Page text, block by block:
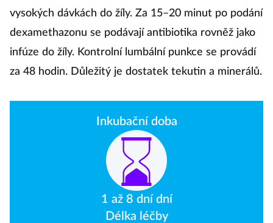
vysokých dávkách do žíly. Za 15–20 minut po podání
dexamethazonu se podávají antibiotika rovněž jako
infúze do žíly. Kontrolní lumbální punkce se provádí
za 48 hodin. Důležitý je dostatek tekutin a minerálů.
Inkubační doba
1 až 8 dní dní
Délka léčby